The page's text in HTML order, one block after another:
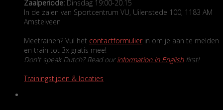
Zaalperiode: Dinsdag 19:00-20.15
In de zalen van Sportcentrum VU, Uilenstede 100, 1183 AM
Amstelveen
Meetrainen? Vul het contactformulierin om je aan te melden
en train tot 3x gratis mee!
Don't speak Dutch? Read ourinformation in Englishfirst!
Trainingstijden & locaties